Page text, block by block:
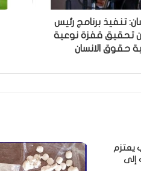
تنفيذ برنامج رئيس
تحقيق قفزة نوعية
حقوق الانسان
يعتزم
إلى